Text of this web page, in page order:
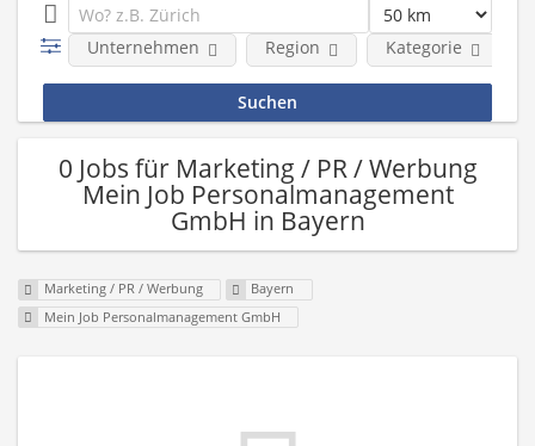
Unternehmen Region Kategorie
0 Jobs für Marketing / PR / Werbung
Mein Job Personalmanagement
GmbH in Bayern
Marketing / PR / Werbung
Bayern
Mein Job Personalmanagement GmbH